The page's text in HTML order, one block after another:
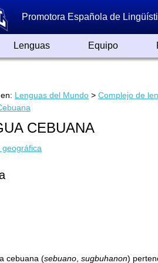
Promotora Española de
Lenguas Equipo
Lenguas del Mundo > Complejo de
CEBUANA
geográfica
cebuana (sebuano sugbuhanon)